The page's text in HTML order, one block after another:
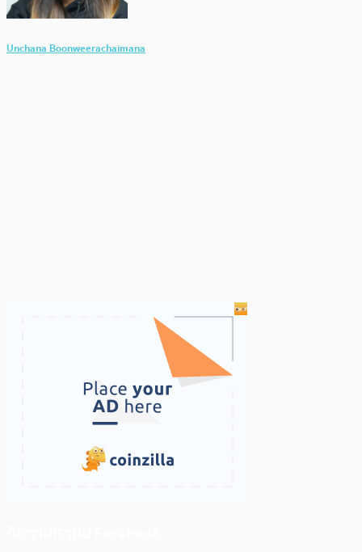
Unchana Boonweerachaimana